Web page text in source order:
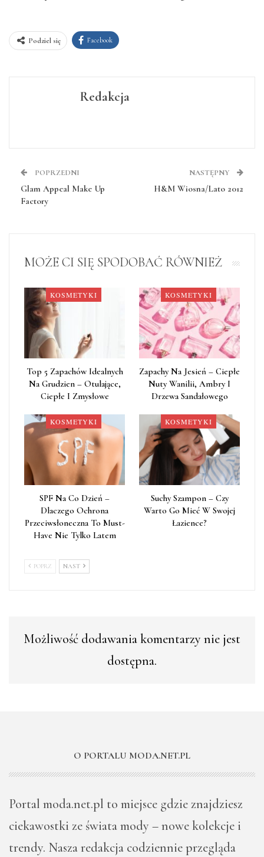
Podziel się Facebook
Redakcja
POPRZEDNI
Glam Appeal Make Up
Factory
NASTĘPNY
H&M Wiosna/Lato 2012
MOŻE CI SIĘ SPODOBAĆ RÓWNIEŻ
KOSMETYKI
Top 5 Zapachów Idealnych
Na Grudzien – Otulające,
Ciepłe I Zmysłowe
KOSMETYKI
Zapachy Na Jesień – Ciepłe
Nuty Wanilii, Ambry I
Drzewa Sandałowego
KOSMETYKI
SPF Na Co Dzień –
Dlaczego Ochrona
Przeciwsłoneczna To Must-
Have Nie Tylko Latem
KOSMETYKI
Suchy Szampon – Czy
Warto Go Mieć W Swojej
Łazience?
POPRZ NAST
Możliwość dodawania komentarzy nie jest
dostępna.
O PORTALU MODA.NET.PL
Portal moda.net.pl to miejsce gdzie znajdziesz
ciekawostki ze świata mody – nowe kolekcje i
trendy. Nasza redakcja codziennie przegląda